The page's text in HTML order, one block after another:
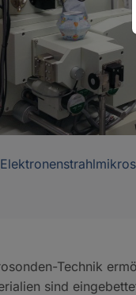
Technik
sind